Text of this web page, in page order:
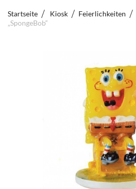
Startseite Kiosk Feierlichkeiten
„SpongeBob“